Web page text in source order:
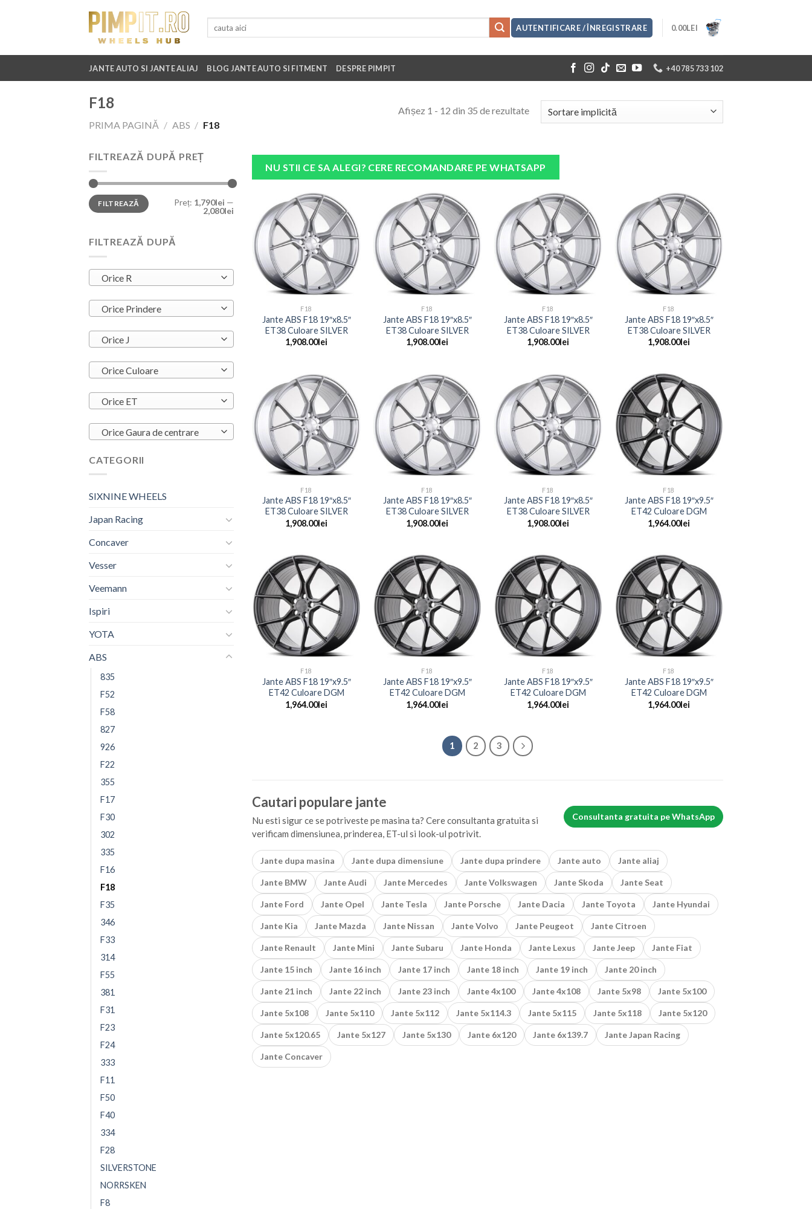
AUTENTIFICARE / ÎNREGISTRARE 0.00LEI
JANTE AUTO SI JANTE ALIAJ BLOG JANTE AUTO SI FITMENT DESPRE PIMPIT +40 785 733 102
F18
PRIMA PAGINĂ / ABS / F18
Afișez 1 - 12 din 35 de rezultate
FILTREAZĂ DUPĂ PREȚ
Preț
minim
Preț
maxim
FILTREAZĂ Preț: 1,790lei —
2,080lei
FILTREAZĂ DUPĂ
Orice R
Orice Prindere
Orice J
Orice Culoare
Orice ET
Orice Gaura de centrare
CATEGORII
SIXNINE WHEELS
Japan Racing
Concaver
Vesser
Veemann
Ispiri
YOTA
ABS
835
F52
F58
827
926
F22
355
F17
F30
302
335
F16
F18
F35
346
F33
314
F55
381
F31
F23
F24
333
F11
F50
F40
334
F28
SILVERSTONE
NORRSKEN
F8
NU STII CE SA ALEGI? CERE RECOMANDARE PE WHATSAPP
F18
Jante ABS F18 19″x8.5″
ET38 Culoare SILVER
1,908.00lei
F18
Jante ABS F18 19″x8.5″
ET38 Culoare SILVER
1,908.00lei
F18
Jante ABS F18 19″x8.5″
ET38 Culoare SILVER
1,908.00lei
F18
Jante ABS F18 19″x8.5″
ET38 Culoare SILVER
1,908.00lei
F18
Jante ABS F18 19″x8.5″
ET38 Culoare SILVER
1,908.00lei
F18
Jante ABS F18 19″x8.5″
ET38 Culoare SILVER
1,908.00lei
F18
Jante ABS F18 19″x8.5″
ET38 Culoare SILVER
1,908.00lei
F18
Jante ABS F18 19″x9.5″
ET42 Culoare DGM
1,964.00lei
F18
Jante ABS F18 19″x9.5″
ET42 Culoare DGM
1,964.00lei
F18
Jante ABS F18 19″x9.5″
ET42 Culoare DGM
1,964.00lei
F18
Jante ABS F18 19″x9.5″
ET42 Culoare DGM
1,964.00lei
F18
Jante ABS F18 19″x9.5″
ET42 Culoare DGM
1,964.00lei
1 2 3
Cautari populare jante
Nu esti sigur ce se potriveste pe masina ta? Cere consultanta gratuita si
verificam dimensiunea, prinderea, ET-ul si look-ul potrivit.
Consultanta gratuita pe WhatsApp
Jante dupa masina Jante dupa dimensiune Jante dupa prindere Jante auto Jante aliaj
Jante BMW Jante Audi Jante Mercedes Jante Volkswagen Jante Skoda Jante Seat
Jante Ford Jante Opel Jante Tesla Jante Porsche Jante Dacia Jante Toyota Jante Hyundai
Jante Kia Jante Mazda Jante Nissan Jante Volvo Jante Peugeot Jante Citroen
Jante Renault Jante Mini Jante Subaru Jante Honda Jante Lexus Jante Jeep Jante Fiat
Jante 15 inch Jante 16 inch Jante 17 inch Jante 18 inch Jante 19 inch Jante 20 inch
Jante 21 inch Jante 22 inch Jante 23 inch Jante 4x100 Jante 4x108 Jante 5x98 Jante 5x100
Jante 5x108 Jante 5x110 Jante 5x112 Jante 5x114.3 Jante 5x115 Jante 5x118 Jante 5x120
Jante 5x120.65 Jante 5x127 Jante 5x130 Jante 6x120 Jante 6x139.7 Jante Japan Racing
Jante Concaver